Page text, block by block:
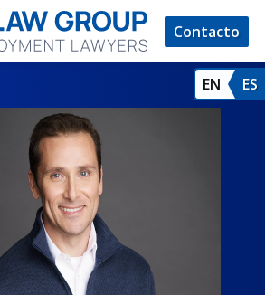
Contacto
EN ES